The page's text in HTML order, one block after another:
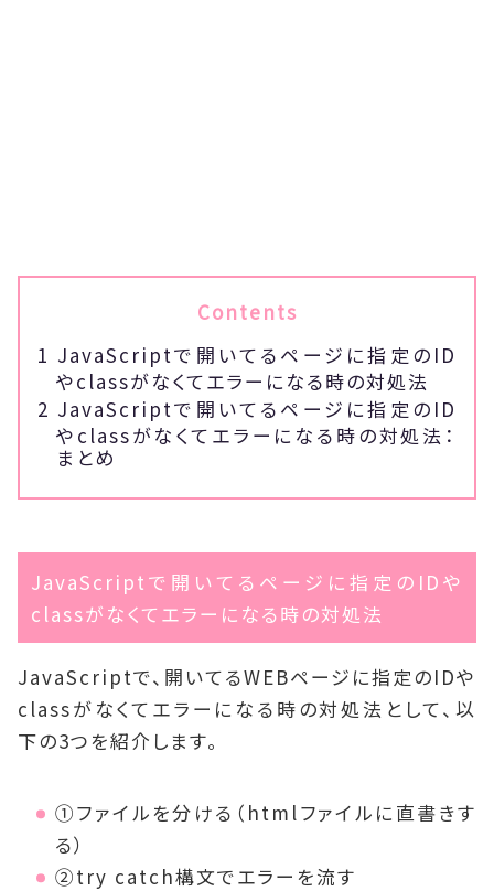
Contents
1 JavaScriptで開いてるページに指定のID
やclassがなくてエラーになる時の対処法
2 JavaScriptで開いてるページに指定のID
やclassがなくてエラーになる時の対処法：
まとめ
JavaScriptで開いてるページに指定のIDや
classがなくてエラーになる時の対処法
JavaScriptで、開いてるWEBページに指定のIDや
classがなくてエラーになる時の対処法として、以
下の3つを紹介します。
①ファイルを分ける（htmlファイルに直書きす
る）
②try catch構文でエラーを流す